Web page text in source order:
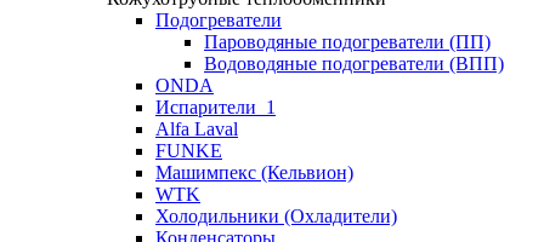
Подогреватели
Пароводяные подогреватели (ПП)
Водоводяные подогреватели (ВПП)
ONDA
Испарители_1
Alfa Laval
FUNKE
Машимпекс (Кельвион)
WTK
Холодильники (Охладители)
Конденсаторы